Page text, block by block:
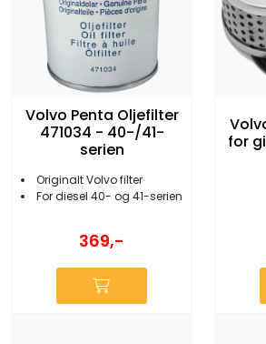
Volvo Penta Oljefilter
471034 - 40-/41-
serien
Originalt Volvo filter
For diesel 40- og 41-serien
369,-
for